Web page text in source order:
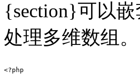
{section}可以
处理多维数组
<?php